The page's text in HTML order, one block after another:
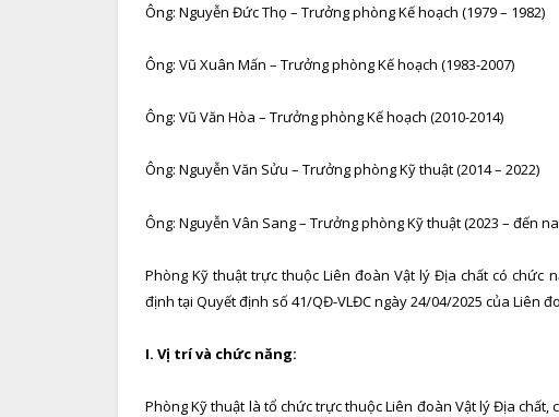
Ông: Nguyễn Đức Thọ – Trưởng phòng Kế hoạch (1979 – 1982)
Ông: Vũ Xuân Mấn – Trưởng phòng Kế hoạch (1983-2007)
Ông: Vũ Văn Hòa – Trưởng phòng Kế hoạch (2010-2014)
Ông: Nguyễn Văn Sửu – Trưởng phòng Kỹ thuật (2014 – 2022)
Ông: Nguyễn Vân Sang – Trưởng phòng Kỹ thuật (2023 – đến
Phòng Kỹ thuật trực thuộc Liên đoàn Vật lý Địa chất có chức
định tại Quyết định số 41/QĐ-VLĐC ngày 24/04/2025 của Liên
I. Vị trí và chức năng:
Phòng Kỹ thuật là tổ chức trực thuộc Liên đoàn Vật lý Địa